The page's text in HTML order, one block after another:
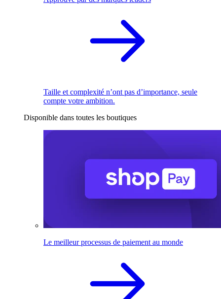
Taille et complexité n’ont pas d’importance, seule
compte votre ambition.
Disponible dans toutes les boutiques
Le meilleur processus de paiement au monde